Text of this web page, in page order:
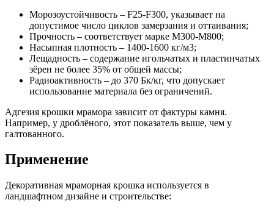
Морозоустойчивость – F25-F300, указывает на
допустимое число циклов замерзания и оттаивания;
Прочность – соответствует марке М300-М800;
Насыпная плотность – 1400-1600 кг/м3;
Лещадность – содержание игольчатых и пластинчатых
зёрен не более 35% от общей массы;
Радиоактивность – до 370 Бк/кг, что допускает
использование материала без ограничений.
Адгезия крошки мрамора зависит от фактуры камня.
Например, у дроблёного, этот показатель выше, чем у
галтованного.
Применение
Декоративная мраморная крошка используется в
ландшафтном дизайне и строительстве: